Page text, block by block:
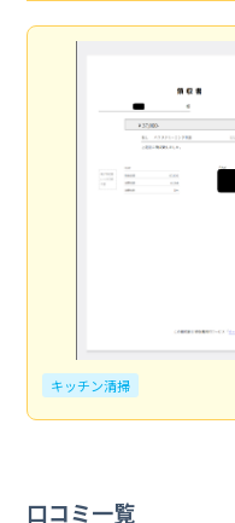
キッチン清掃
口コミ一覧